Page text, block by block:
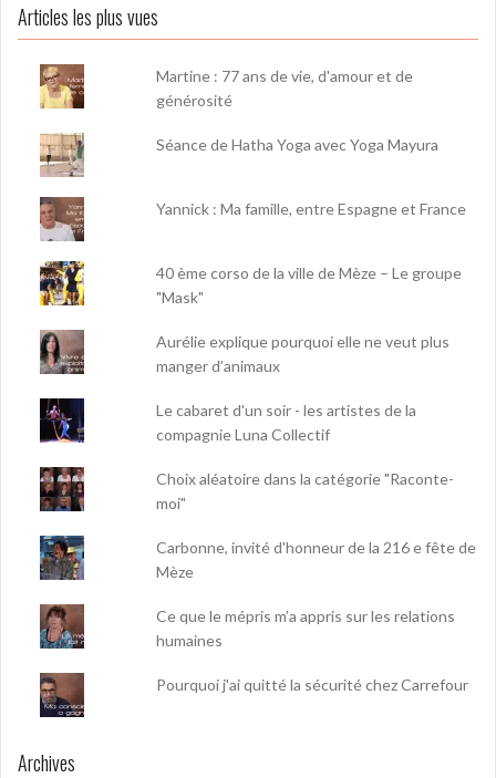
Articles les plus vues
Martine : 77 ans de vie, d'amour et de
générosité
Séance de Hatha Yoga avec Yoga Mayura
Yannick : Ma famille, entre Espagne et France
40 ème corso de la ville de Mèze – Le groupe
"Mask"
Aurélie explique pourquoi elle ne veut plus
manger d’animaux
Le cabaret d'un soir - les artistes de la
compagnie Luna Collectif
Choix aléatoire dans la catégorie "Raconte-
moi"
Carbonne, invité d'honneur de la 216 e fête de
Mèze
Ce que le mépris m’a appris sur les relations
humaines
Pourquoi j'ai quitté la sécurité chez Carrefour
Archives